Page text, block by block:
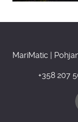
MariMatic |
+358 207